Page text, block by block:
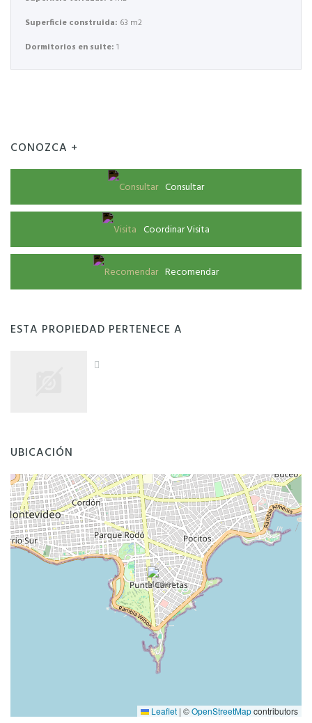
Superficie construida: 63 m2
Dormitorios en suite: 1
CONOZCA +
Consultar
Coordinar Visita
Recomendar
ESTA PROPIEDAD PERTENECE A
UBICACIÓN
Leaflet | ©OpenStreetMapcontributors